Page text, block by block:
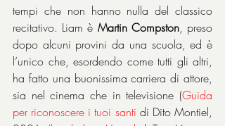
tempi che non hanno nulla del classico
recitativo. Liam è Martin Compston, preso
dopo alcuni provini da una scuola, ed è
l’unico che, esordendo come tutti gli altri,
ha fatto una buonissima carriera di attore,
sia nel cinema che in televisione (Guida
per riconoscere i tuoi santi di Dito Montiel,